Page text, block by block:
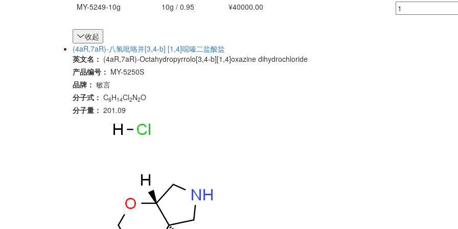
MY-5249-10g 10g / 0.95 ¥40000.00
收起
(4aR,7aR)-八氢吡咯并[3,4-b] [1,4]噁嗪二盐酸盐
英文名： (4aR,7aR)-Octahydropyrrolo[3,4-b][1,4]oxazine dihydrochloride
产品编号： MY-5250S
品牌： 敏言
分子式： C6H14Cl2N2O
分子量： 201.09